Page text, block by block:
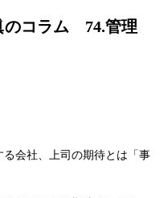
のコラム 74.管理
会社、上司の期待とは「事